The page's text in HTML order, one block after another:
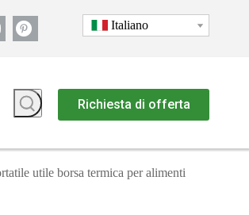
Italiano
Richiesta di offerta
utile borsa termica per alimenti